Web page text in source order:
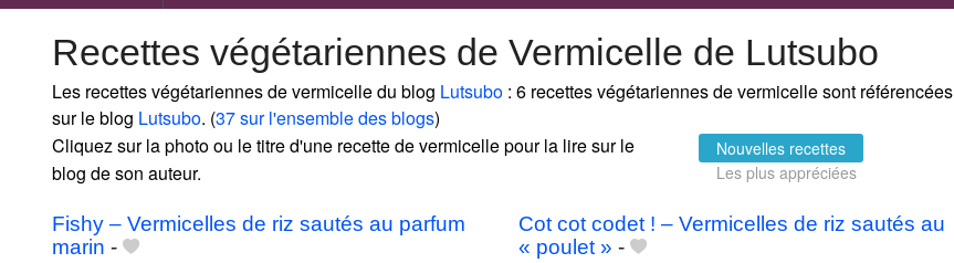
Recettes végétariennes de Vermicelle de Lutsubo
Les recettes végétariennes de vermicelle du blog Lutsubo : 6 recettes végétariennes de vermicelle sont référencées
sur le blog Lutsubo. (37 sur l'ensemble des blogs)
Cliquez sur la photo ou le titre d'une recette de vermicelle pour la lire sur le
blog de son auteur.
Nouvelles recettes
Les plus appréciées
Fishy – Vermicelles de riz sautés au parfum
marin -
Cot cot codet ! – Vermicelles de riz sautés au
« poulet » -